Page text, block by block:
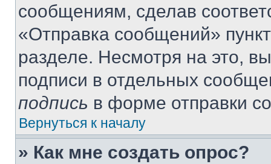
сообщениям, сделав
«Отправка сообщений»
разделе. Несмотря на это,
подписи в отдельных
подпись в форме отправки
Вернуться к началу
» Как мне создать опрос?